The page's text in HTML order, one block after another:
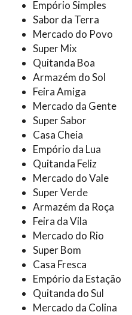
Empório Simples
Sabor da Terra
Mercado do Povo
Super Mix
Quitanda Boa
Armazém do Sol
Feira Amiga
Mercado da Gente
Super Sabor
Casa Cheia
Empório da Lua
Quitanda Feliz
Mercado do Vale
Super Verde
Armazém da Roça
Feira da Vila
Mercado do Rio
Super Bom
Casa Fresca
Empório da Estação
Quitanda do Sul
Mercado da Colina